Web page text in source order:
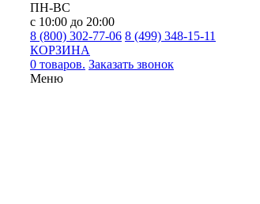
ПН-ВС
с 10:00 до 20:00
8 (800) 302-77-06 8 (499) 348-15-11
КОРЗИНА
0 товаров. Заказать звонок
Меню